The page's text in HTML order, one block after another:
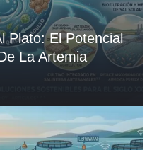
Plato: El Potencial
La Artemia